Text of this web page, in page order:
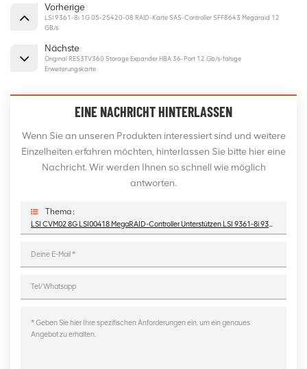
Vorherige
LSI 9361-8i 1G 05-25420-08 RAID-Karte SAS-Controller SFF8643 Megaraid 12
GB/s
Nächste
Original RES3TV360 Storage Expander HBA 36-Port 12 Gb/s-fähige
Erweiterungskarte
EINE NACHRICHT HINTERLASSEN
Wenn Sie an unseren Produkten interessiert sind und weitere
Einzelheiten erfahren möchten, hinterlassen Sie bitte hier eine
Nachricht. Wir werden Ihnen so schnell wie möglich
antworten.
Thema :
LSI CVM02 8G LSI00418 MegaRAID-Controller Unterstützen LSI 9361-8i 9361-4i 9380-8e 9380-4i4e